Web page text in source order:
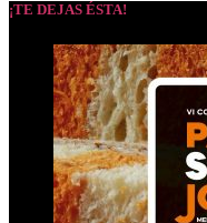
¡TE DEJAS ÉSTA!